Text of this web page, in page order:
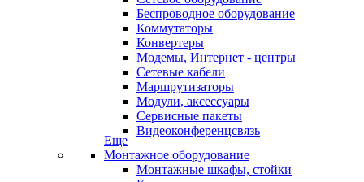
Беспроводное оборудование
Коммутаторы
Конвертеры
Модемы, Интернет - центры
Сетевые кабели
Маршрутизаторы
Модули, аксессуары
Сервисные пакеты
Видеоконференцсвязь
Еще
Монтажное оборудование
Монтажные шкафы, стойки